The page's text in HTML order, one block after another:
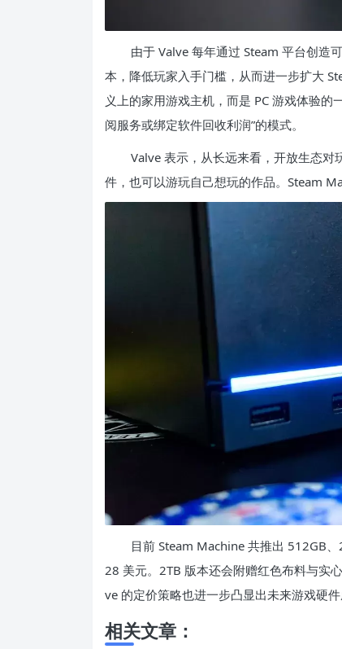
由于 Valve 每年通过 Steam 平台创造
本，降低玩家入手门槛，从而进一步扩大
义上的家用游戏主机，而是 PC 游戏体验
阅服务或绑定软件回收利润”的模式。
Valve 表示，从长远来看，开放生态对
件，也可以游玩自己想玩的作品。Steam
目前 Steam Machine 共推出 512GB
28 美元。2TB 版本还会附赠红色布料与实
ve 的定价策略也进一步凸显出未来游戏硬
相关文章：